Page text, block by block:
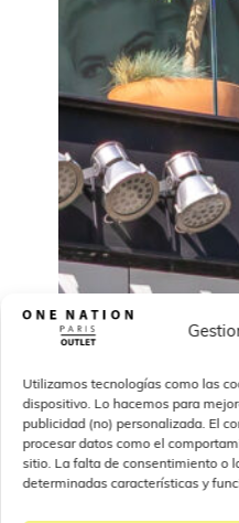
Utilizamos tecnologías como las
dispositivo. Lo hacemos para
publicidad (no) personalizada. El
procesar datos como el
sitio. La falta de consentimiento o
determinadas características y